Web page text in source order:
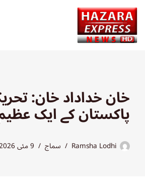
Skip
to
خان خداداد خان:
پاکستان کے ایک عظیم
Ramsha Lodhi سماج 9 مئی 2026